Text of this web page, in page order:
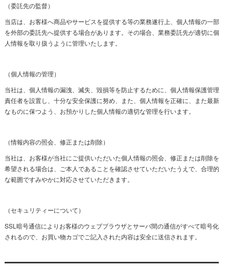
（委託先の監督）
当店は、お客様へ商品やサービスを提供する等の業務遂行上、個人情報の一部
を外部の委託先へ提供する場合があります。その場合、業務委託先が適切に個
人情報を取り扱うように管理いたします。
（個人情報の管理）
当社は、個人情報の漏洩、滅失、毀損等を防止するために、個人情報保護管理
責任者を設置し、十分な安全保護に努め、また、個人情報を正確に、また最新
なものに保つよう、お預かりした個人情報の適切な管理を行います。
（情報内容の照会、修正または削除）
当社は、お客様が当社にご提供いただいた個人情報の照会、修正または削除を
希望される場合は、ご本人であることを確認させていただいたうえで、合理的
な範囲ですみやかに対応させていただきます。
（セキュリティーについて）
SSL暗号通信によりお客様のウェブブラウザとサーバ間の通信がすべて暗号化
されるので、お買い物カゴでご記入された内容は安全に送信されます。